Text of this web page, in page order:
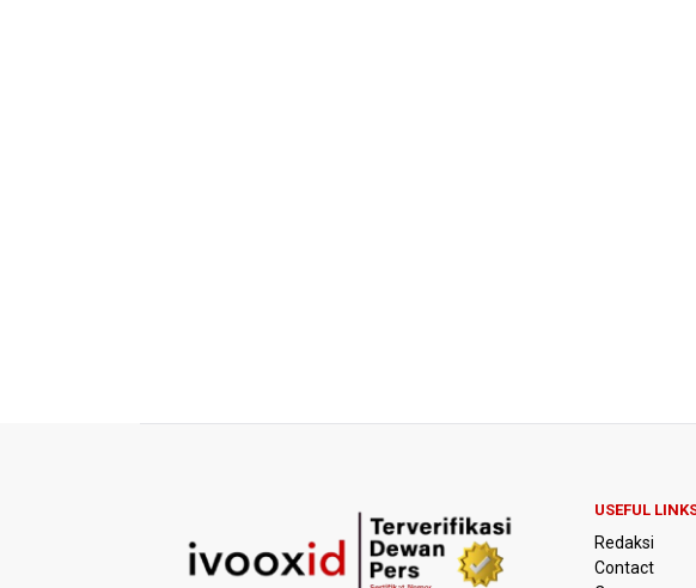
USEFUL
Redaksi
Contact